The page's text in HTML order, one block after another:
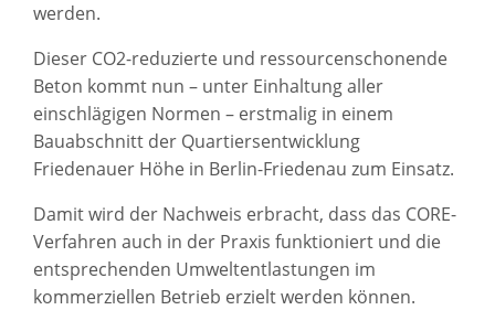
werden.
Dieser CO2-reduzierte und ressourcenschonende
Beton kommt nun – unter Einhaltung aller
einschlägigen Normen – erstmalig in einem
Bauabschnitt der Quartiersentwicklung
Friedenauer Höhe in Berlin-Friedenau zum Einsatz.
Damit wird der Nachweis erbracht, dass das CORE-
Verfahren auch in der Praxis funktioniert und die
entsprechenden Umweltentlastungen im
kommerziellen Betrieb erzielt werden können.